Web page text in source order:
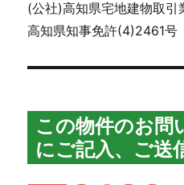
(公社)高知県宅地建物取引
高知県知事免許(4)2461号
この物件のお問
にご記入、ご送